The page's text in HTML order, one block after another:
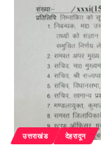
उत्तराखंड देहरादून